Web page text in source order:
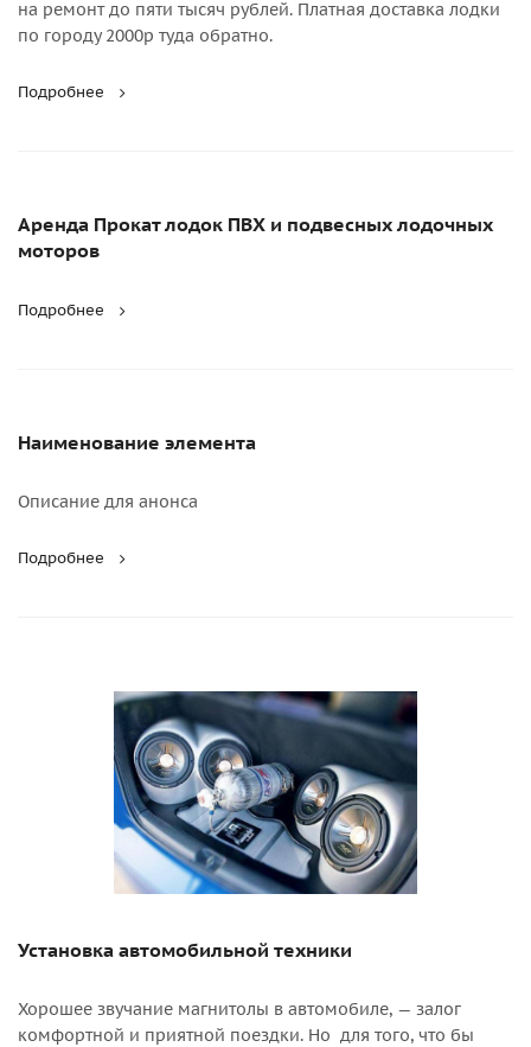
на ремонт до пяти тысяч рублей. Платная доставка лодки
по городу 2000р туда обратно.
Подробнее
Аренда Прокат лодок ПВХ и подвесных лодочных
моторов
Подробнее
Наименование элемента
Описание для анонса
Подробнее
Установка автомобильной техники
Хорошее звучание магнитолы в автомобиле, — залог
комфортной и приятной поездки. Но для того, что бы